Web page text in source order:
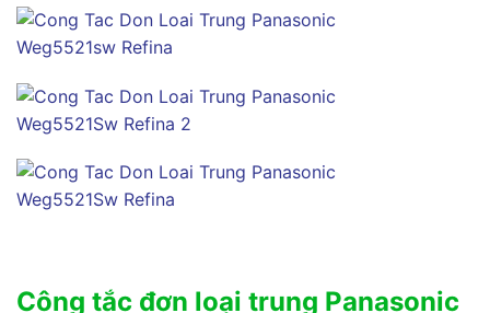
Công tắc đơn loại trung Panasonic